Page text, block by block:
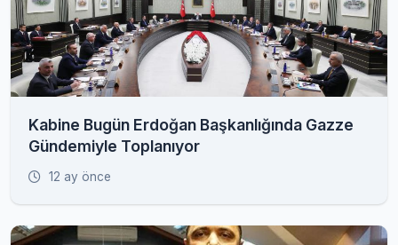
Kabine Bugün Erdoğan Başkanlığında Gazze
Gündemiyle Toplanıyor
12 ay önce